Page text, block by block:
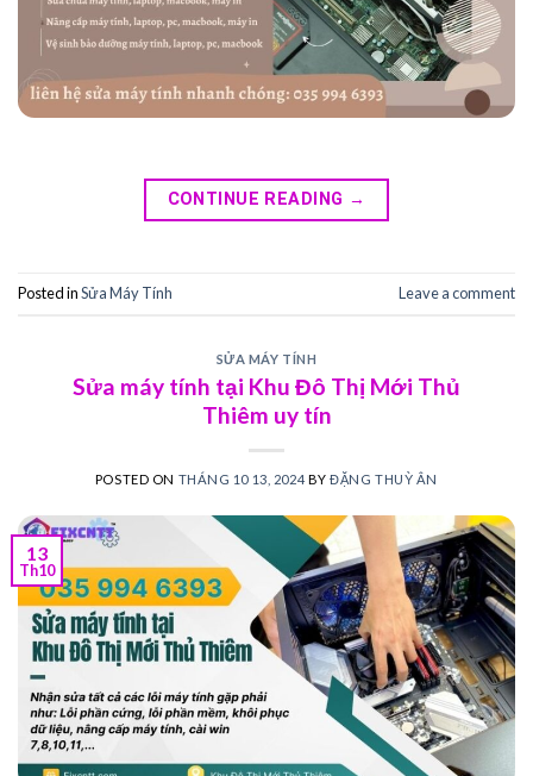
CONTINUE READING →
Posted inSửa Máy Tính Leave a comment
SỬA MÁY TÍNH
Sửa máy tính tại Khu Đô Thị Mới Thủ
Thiêm uy tín
POSTED ON THÁNG 10 13, 2024 BYĐẶNG THUỲ ÂN
13
Th10